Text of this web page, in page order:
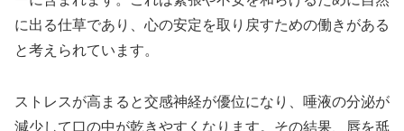
に出る仕草であり、心の安定を取り戻すための働きがある
と考えられています。
ストレスが高まると交感神経が優位になり、唾液の分泌が
減少して口の中が乾きやすくなります。その結果、唇を舐